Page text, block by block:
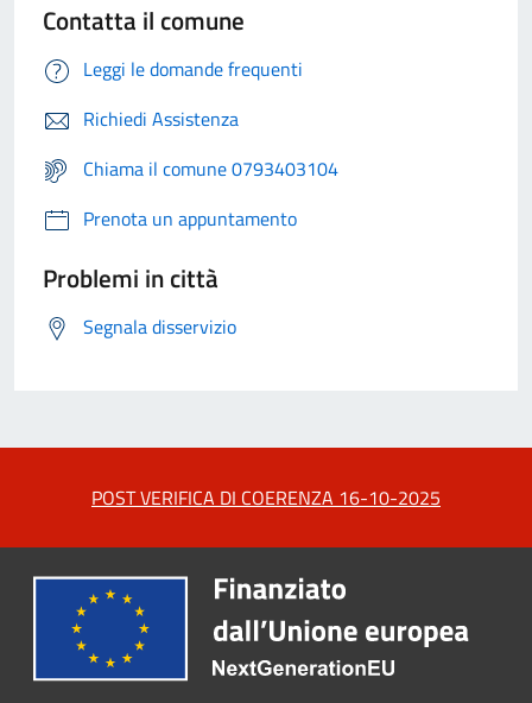
Contatta il comune
Leggi le domande frequenti
Richiedi Assistenza
Chiama il comune 0793403104
Prenota un appuntamento
Problemi in città
Segnala disservizio
POST VERIFICA DI COERENZA 16-10-2025